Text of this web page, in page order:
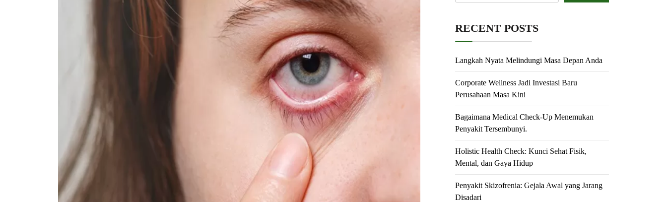
RECENT POSTS
Langkah Nyata Melindungi Masa Depan Anda
Corporate Wellness Jadi Investasi Baru
Perusahaan Masa Kini
Bagaimana Medical Check-Up Menemukan
Penyakit Tersembunyi.
Holistic Health Check: Kunci Sehat Fisik,
Mental, dan Gaya Hidup
Penyakit Skizofrenia: Gejala Awal yang Jarang
Disadari